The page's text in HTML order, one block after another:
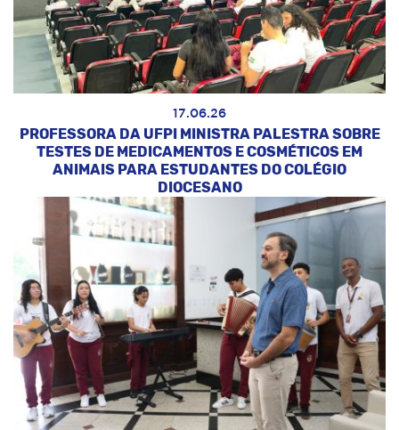
17.06.26
PROFESSORA DA UFPI MINISTRA PALESTRA SOBRE
TESTES DE MEDICAMENTOS E COSMÉTICOS EM
ANIMAIS PARA ESTUDANTES DO COLÉGIO
DIOCESANO